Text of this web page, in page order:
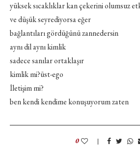
yüksek sıcaklıklar kan çekerini olumsuz
ve düşük seyrediyorsa eğer
bağlantıları gördüğünü zannedersin
aynı dil aynı kimlik
sadece sanılar ortaklaşır
kimlik mi?üst-ego
İletişim mi?
ben kendi kendime konuşuyorum zaten
0